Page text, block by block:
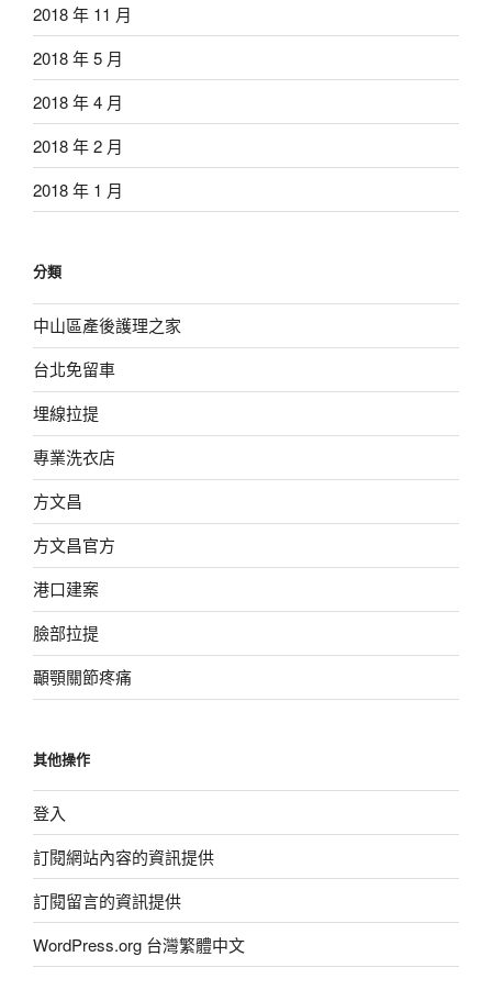
2018 年 11 月
2018 年 5 月
2018 年 4 月
2018 年 2 月
2018 年 1 月
分類
中山區產後護理之家
台北免留車
埋線拉提
專業洗衣店
方文昌
方文昌官方
港口建案
臉部拉提
顳顎關節疼痛
其他操作
登入
訂閱網站內容的資訊提供
訂閱留言的資訊提供
WordPress.org 台灣繁體中文